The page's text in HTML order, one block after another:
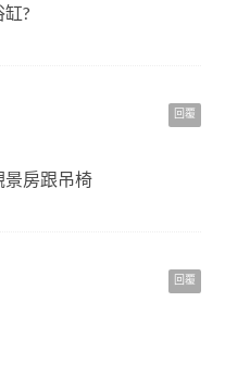
?
回覆
景房跟吊椅
回覆